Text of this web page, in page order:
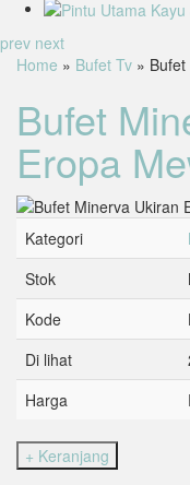
prev next
Home » Bufet Tv »
Bufet
Eropa
Kategori
Stok
Kode
Di lihat
Harga